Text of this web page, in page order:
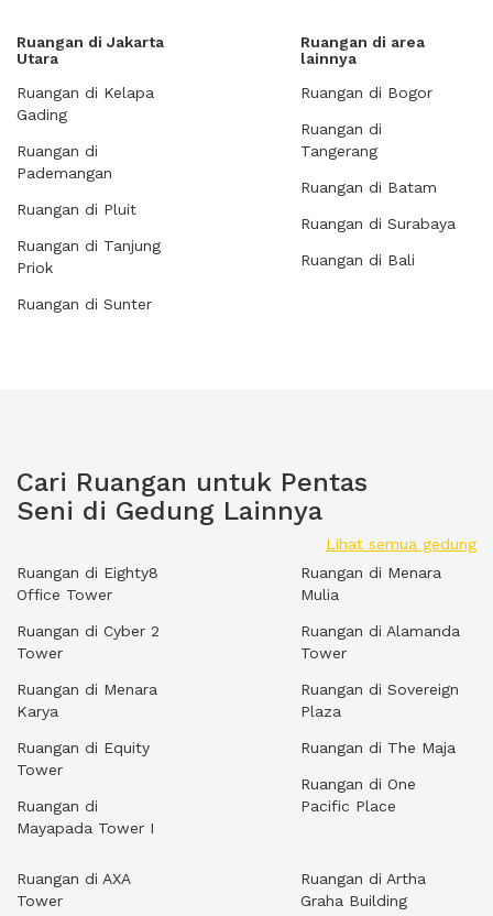
Ruangan di Jakarta
Utara
Ruangan di Kelapa
Gading
Ruangan di
Pademangan
Ruangan di Pluit
Ruangan di Tanjung
Priok
Ruangan di Sunter
Ruangan di area
lainnya
Ruangan di Bogor
Ruangan di
Tangerang
Ruangan di Batam
Ruangan di Surabaya
Ruangan di Bali
Cari Ruangan untuk Pentas
Seni di Gedung Lainnya
Lihat semua gedung
Ruangan di Eighty8
Office Tower
Ruangan di Cyber 2
Tower
Ruangan di Menara
Karya
Ruangan di Equity
Tower
Ruangan di
Mayapada Tower I
Ruangan di Menara
Mulia
Ruangan di Alamanda
Tower
Ruangan di Sovereign
Plaza
Ruangan di The Maja
Ruangan di One
Pacific Place
Ruangan di AXA
Tower
Ruangan di Artha
Graha Building